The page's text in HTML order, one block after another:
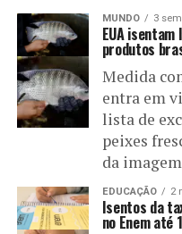
MUNDO 3
EUA
produtos
Medida
entra em
lista de
peixes
da
EDUCAÇÃO 2
Isentos da
no Enem até